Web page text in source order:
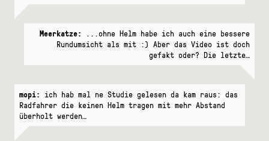
Meerkatze:
...ohne Helm habe ich auch eine bessere
Rundumsicht als mit :) Aber das Video ist doch
gefakt oder? Die letzte…
mopi: ich hab mal ne Studie gelesen da kam raus: das
Radfahrer die keinen Helm tragen mit mehr Abstand
überholt werden…